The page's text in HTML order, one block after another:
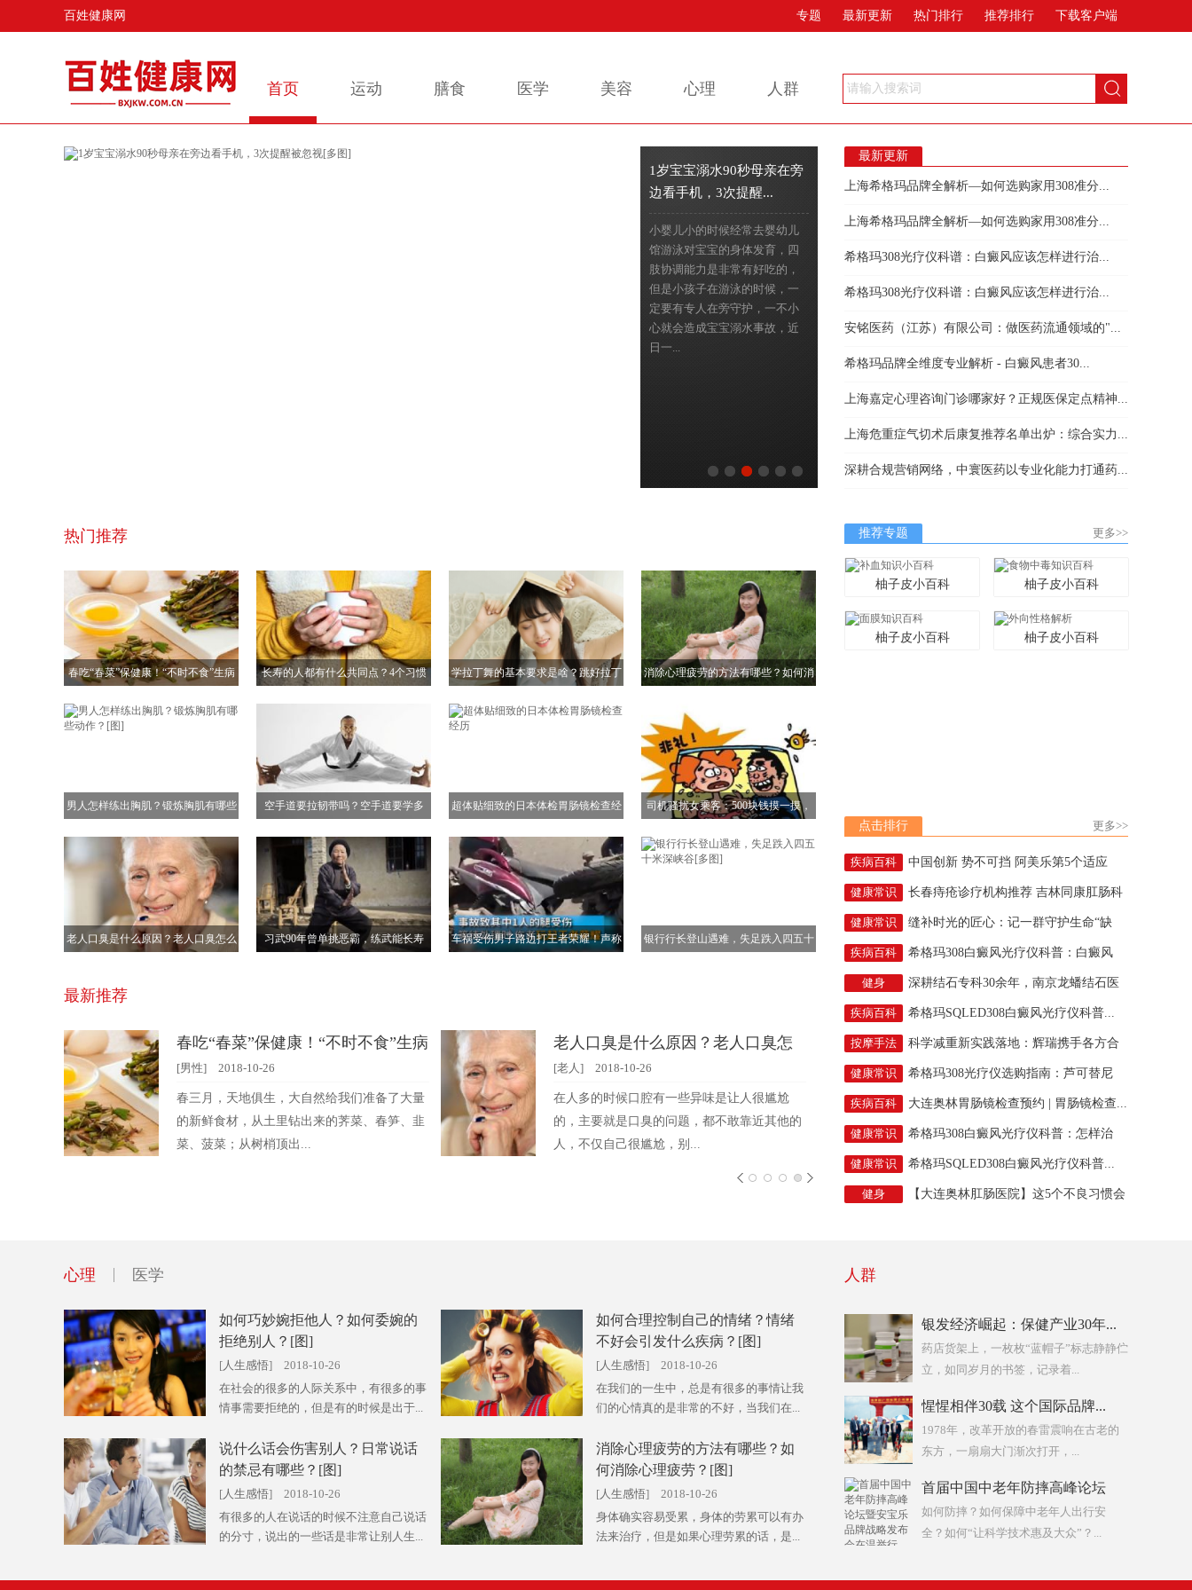
百姓健康网 专题 最新更新 热门排行 推荐排行 下载客户端
首页 运动 膳食 医学 美容 心理 人群 请输入搜索词
1岁宝宝溺水90秒母亲在旁
边看手机，3次提醒...
小婴儿小的时候经常去婴幼儿
馆游泳对宝宝的身体发育，四
肢协调能力是非常有好吃的，
但是小孩子在游泳的时候，一
定要有专人在旁守护，一不小
心就会造成宝宝溺水事故，近
日一...
热门推荐
春吃“春菜”保健康！“不时不食”生病 长寿的人都有什么共同点？4个习惯 学拉丁舞的基本要求是啥？跳好拉丁 消除心理疲劳的方法有哪些？如何消
男人怎样练出胸肌？锻炼胸肌有哪些 空手道要拉韧带吗？空手道要学多 超体贴细致的日本体检胃肠镜检查经 司机骚扰女乘客：500块钱摸一摸，
老人口臭是什么原因？老人口臭怎么 习武90年曾单挑恶霸，练武能长寿 车祸受伤男子路边打王者荣耀！声称 银行行长登山遇难，失足跌入四五十
最新推荐
春吃“春菜”保健康！“不时不食”生病
少！[图]
[男性] 2018-10-26
春三月，天地俱生，大自然给我们准备了大量
的新鲜食材，从土里钻出来的荠菜、春笋、韭
菜、菠菜；从树梢顶出...
老人口臭是什么原因？老人口臭怎
么办？[多图]
[老人] 2018-10-26
在人多的时候口腔有一些异味是让人很尴尬
的，主要就是口臭的问题，都不敢靠近其他的
人，不仅自己很尴尬，别...
最新更新
上海希格玛品牌全解析—如何选购家用308准分...
上海希格玛品牌全解析—如何选购家用308准分...
希格玛308光疗仪科谱：白癜风应该怎样进行治...
希格玛308光疗仪科谱：白癜风应该怎样进行治...
安铭医药（江苏）有限公司：做医药流通领域的"...
希格玛品牌全维度专业解析 - 白癜风患者30...
上海嘉定心理咨询门诊哪家好？正规医保定点精神...
上海危重症气切术后康复推荐名单出炉：综合实力...
深耕合规营销网络，中寰医药以专业化能力打通药...
推荐专题 更多>>
柚子皮小百科 柚子皮小百科
柚子皮小百科 柚子皮小百科
点击排行 更多>>
疾病百科 中国创新 势不可挡 阿美乐第5个适应
症...
健康常识 长春痔疮诊疗机构推荐 吉林同康肛肠科
学...
健康常识 缝补时光的匠心：记一群守护生命“缺
口”...
疾病百科 希格玛308白癜风光疗仪科普：白癜风
不...健身 深耕结石专科30余年，南京龙蟠结石医
院...
疾病百科 希格玛SQLED308白癜风光疗仪科普...
按摩手法 科学减重新实践落地：辉瑞携手各方合
作伙...
健康常识 希格玛308光疗仪选购指南：芦可替尼
如...
疾病百科 大连奥林胃肠镜检查预约 | 胃肠镜检查...
健康常识 希格玛308白癜风光疗仪科普：怎样治
疗...
健康常识 希格玛SQLED308白癜风光疗仪科普...
健身 【大连奥林肛肠医院】这5个不良习惯会
心理 医学
如何巧妙婉拒他人？如何委婉的
拒绝别人？[图]
[人生感悟] 2018-10-26
在社会的很多的人际关系中，有很多的事
情事需要拒绝的，但是有的时候是出于...
如何合理控制自己的情绪？情绪
不好会引发什么疾病？[图]
[人生感悟] 2018-10-26
在我们的一生中，总是有很多的事情让我
们的心情真的是非常的不好，当我们在...
说什么话会伤害别人？日常说话
的禁忌有哪些？[图]
[人生感悟] 2018-10-26
有很多的人在说话的时候不注意自己说话
的分寸，说出的一些话是非常让别人生...
消除心理疲劳的方法有哪些？如
何消除心理疲劳？[图]
[人生感悟] 2018-10-26
身体确实容易受累，身体的劳累可以有办
法来治疗，但是如果心理劳累的话，是...
人群
银发经济崛起：保健产业30年...
药店货架上，一枚枚“蓝帽子”标志静静伫
立，如同岁月的书签，记录着...
惺惺相伴30载 这个国际品牌...
1978年，改革开放的春雷震响在古老的
东方，一扇扇大门渐次打开，...
首届中国中老年防摔高峰论坛
暨...
如何防摔？如何保障中老年人出行安
全？如何“让科学技术惠及大众”？...